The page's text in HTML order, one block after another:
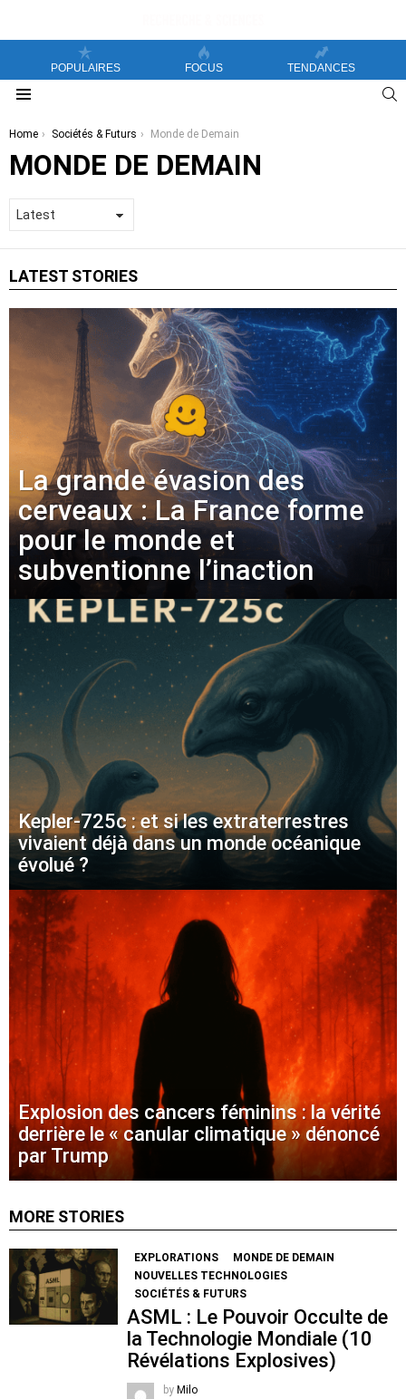
POPULAIRES FOCUS TENDANCES
You are here:
Home Sociétés & Futurs Monde de Demain
MONDE DE DEMAIN
LATEST STORIES
La grande évasion des
cerveaux : La France forme
pour le monde et
subventionne l’inaction
Kepler-725c : et si les extraterrestres
vivaient déjà dans un monde océanique
évolué ?
Explosion des cancers féminins : la vérité
derrière le « canular climatique » dénoncé
par Trump
MORE STORIES
EXPLORATIONS
MONDE DE DEMAIN
NOUVELLES TECHNOLOGIES
SOCIÉTÉS & FUTURS
ASML : Le Pouvoir Occulte de
la Technologie Mondiale (10
Révélations Explosives)
by Milo